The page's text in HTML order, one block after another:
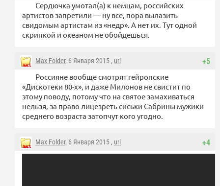
Сердючка умотал(а) к немцам, российских
артистов запретили — ну все, пора вылазить
свидомым артистам из «недр». А нет их. Тут одной
скрипкой и океаном не обойдешься.
+5
Max Folder, 6 Января 2015 , url
Россияне вообще смотрят гейропские
«Дискотеки 80-х», и даже Милонов не свистит по
этому поводу, потому что на святое замахиваться
нельзя, за право лицезреть сиськи Сабрины мужики
среднего возраста затопчут кого угодно.
+4
Max Folder, 6 Января 2015 , url